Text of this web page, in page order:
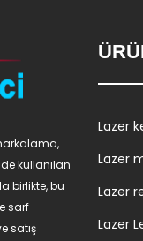
kullanılan
birlikte, bu
sarf
satış
Lazer
Lazer
Lazer
Lazer